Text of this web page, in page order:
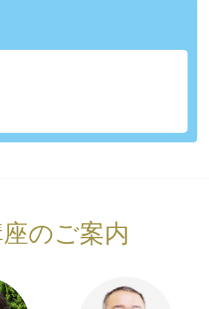
のご案内